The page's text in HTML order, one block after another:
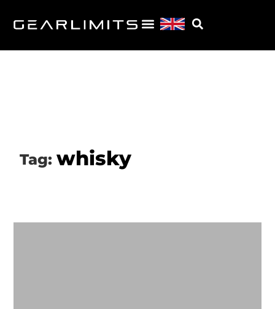
Tag:whisky